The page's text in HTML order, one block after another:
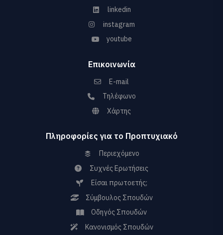
linkedin
instagram
youtube
Επικοινωνία
E-mail
Τηλέφωνο
Χάρτης
Πληροφορίες για το Προπτυχιακό
Περιεχόμενο
Συχνές Ερωτήσεις
Είσαι πρωτοετής;
Σύμβουλος Σπουδών
Οδηγός Σπουδών
Κανονισμός Σπουδών